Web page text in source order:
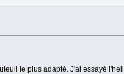
le plus adapté. J'ai essayé